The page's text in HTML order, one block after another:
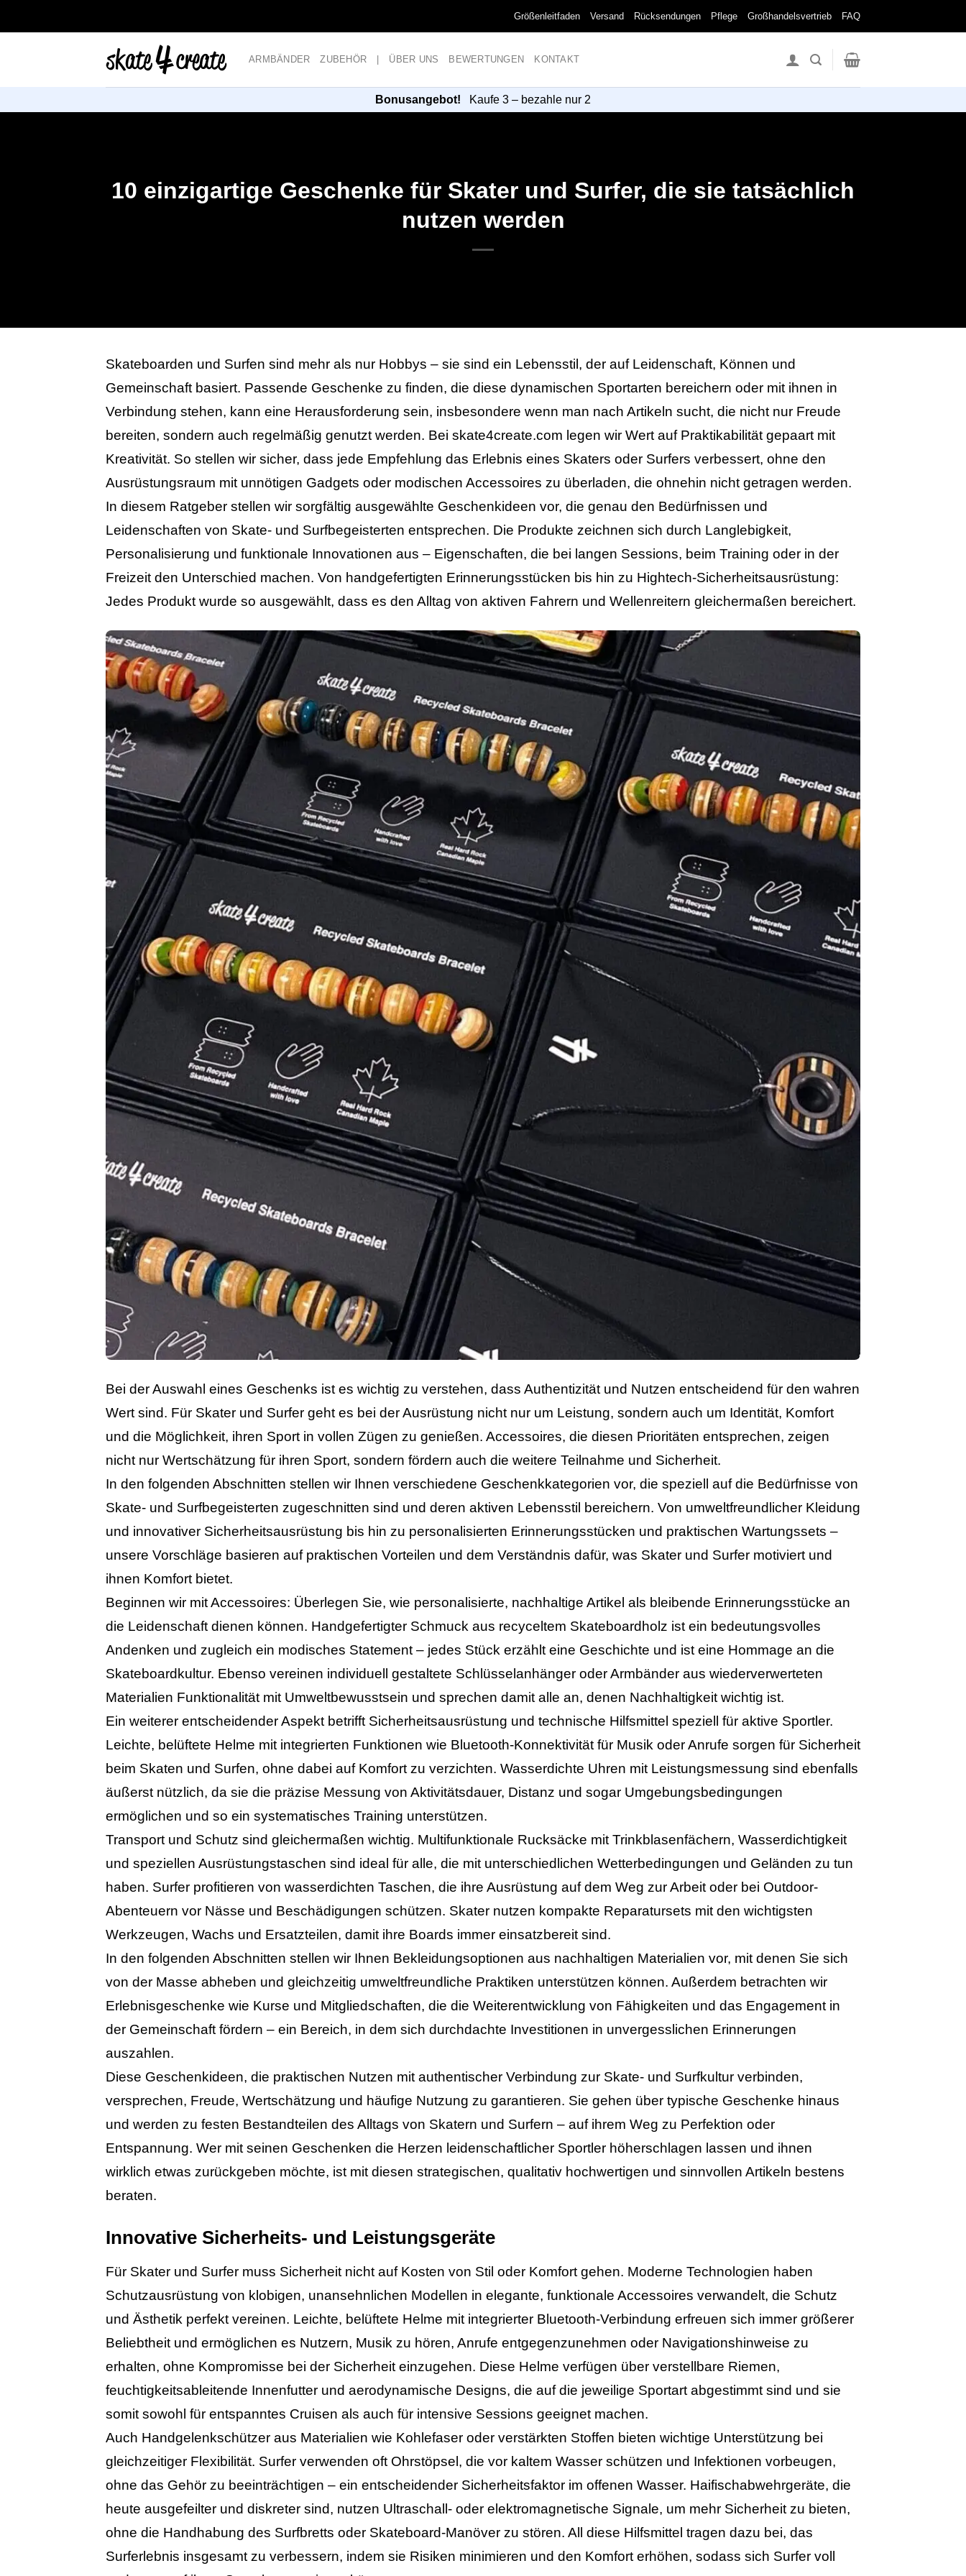
Größenleitfaden Versand Rücksendungen Pflege Großhandelsvertrieb FAQ
ARMBÄNDER ZUBEHÖR ÜBER UNS BEWERTUNGEN KONTAKT
Bonusangebot! Kaufe 3 – bezahle nur 2
10 einzigartige Geschenke für Skater und Surfer, die sie tatsächlich
nutzen werden
Skateboarden und Surfen sind mehr als nur Hobbys – sie sind ein Lebensstil, der auf Leidenschaft, Können und
Gemeinschaft basiert. Passende Geschenke zu finden, die diese dynamischen Sportarten bereichern oder mit ihnen in
Verbindung stehen, kann eine Herausforderung sein, insbesondere wenn man nach Artikeln sucht, die nicht nur Freude
bereiten, sondern auch regelmäßig genutzt werden. Bei skate4create.com legen wir Wert auf Praktikabilität gepaart mit
Kreativität. So stellen wir sicher, dass jede Empfehlung das Erlebnis eines Skaters oder Surfers verbessert, ohne den
Ausrüstungsraum mit unnötigen Gadgets oder modischen Accessoires zu überladen, die ohnehin nicht getragen werden.
In diesem Ratgeber stellen wir sorgfältig ausgewählte Geschenkideen vor, die genau den Bedürfnissen und
Leidenschaften von Skate- und Surfbegeisterten entsprechen. Die Produkte zeichnen sich durch Langlebigkeit,
Personalisierung und funktionale Innovationen aus – Eigenschaften, die bei langen Sessions, beim Training oder in der
Freizeit den Unterschied machen. Von handgefertigten Erinnerungsstücken bis hin zu Hightech-Sicherheitsausrüstung:
Jedes Produkt wurde so ausgewählt, dass es den Alltag von aktiven Fahrern und Wellenreitern gleichermaßen bereichert.
Bei der Auswahl eines Geschenks ist es wichtig zu verstehen, dass Authentizität und Nutzen entscheidend für den wahren
Wert sind. Für Skater und Surfer geht es bei der Ausrüstung nicht nur um Leistung, sondern auch um Identität, Komfort
und die Möglichkeit, ihren Sport in vollen Zügen zu genießen. Accessoires, die diesen Prioritäten entsprechen, zeigen
nicht nur Wertschätzung für ihren Sport, sondern fördern auch die weitere Teilnahme und Sicherheit.
In den folgenden Abschnitten stellen wir Ihnen verschiedene Geschenkkategorien vor, die speziell auf die Bedürfnisse von
Skate- und Surfbegeisterten zugeschnitten sind und deren aktiven Lebensstil bereichern. Von umweltfreundlicher Kleidung
und innovativer Sicherheitsausrüstung bis hin zu personalisierten Erinnerungsstücken und praktischen Wartungssets –
unsere Vorschläge basieren auf praktischen Vorteilen und dem Verständnis dafür, was Skater und Surfer motiviert und
ihnen Komfort bietet.
Beginnen wir mit Accessoires: Überlegen Sie, wie personalisierte, nachhaltige Artikel als bleibende Erinnerungsstücke an
die Leidenschaft dienen können. Handgefertigter Schmuck aus recyceltem Skateboardholz ist ein bedeutungsvolles
Andenken und zugleich ein modisches Statement – ​​jedes Stück erzählt eine Geschichte und ist eine Hommage an die
Skateboardkultur. Ebenso vereinen individuell gestaltete Schlüsselanhänger oder Armbänder aus wiederverwerteten
Materialien Funktionalität mit Umweltbewusstsein und sprechen damit alle an, denen Nachhaltigkeit wichtig ist.
Ein weiterer entscheidender Aspekt betrifft Sicherheitsausrüstung und technische Hilfsmittel speziell für aktive Sportler.
Leichte, belüftete Helme mit integrierten Funktionen wie Bluetooth-Konnektivität für Musik oder Anrufe sorgen für Sicherheit
beim Skaten und Surfen, ohne dabei auf Komfort zu verzichten. Wasserdichte Uhren mit Leistungsmessung sind ebenfalls
äußerst nützlich, da sie die präzise Messung von Aktivitätsdauer, Distanz und sogar Umgebungsbedingungen
ermöglichen und so ein systematisches Training unterstützen.
Transport und Schutz sind gleichermaßen wichtig. Multifunktionale Rucksäcke mit Trinkblasenfächern, Wasserdichtigkeit
und speziellen Ausrüstungstaschen sind ideal für alle, die mit unterschiedlichen Wetterbedingungen und Geländen zu tun
haben. Surfer profitieren von wasserdichten Taschen, die ihre Ausrüstung auf dem Weg zur Arbeit oder bei Outdoor-
Abenteuern vor Nässe und Beschädigungen schützen. Skater nutzen kompakte Reparatursets mit den wichtigsten
Werkzeugen, Wachs und Ersatzteilen, damit ihre Boards immer einsatzbereit sind.
In den folgenden Abschnitten stellen wir Ihnen Bekleidungsoptionen aus nachhaltigen Materialien vor, mit denen Sie sich
von der Masse abheben und gleichzeitig umweltfreundliche Praktiken unterstützen können. Außerdem betrachten wir
Erlebnisgeschenke wie Kurse und Mitgliedschaften, die die Weiterentwicklung von Fähigkeiten und das Engagement in
der Gemeinschaft fördern – ein Bereich, in dem sich durchdachte Investitionen in unvergesslichen Erinnerungen
auszahlen.
Diese Geschenkideen, die praktischen Nutzen mit authentischer Verbindung zur Skate- und Surfkultur verbinden,
versprechen, Freude, Wertschätzung und häufige Nutzung zu garantieren. Sie gehen über typische Geschenke hinaus
und werden zu festen Bestandteilen des Alltags von Skatern und Surfern – auf ihrem Weg zu Perfektion oder
Entspannung. Wer mit seinen Geschenken die Herzen leidenschaftlicher Sportler höherschlagen lassen und ihnen
wirklich etwas zurückgeben möchte, ist mit diesen strategischen, qualitativ hochwertigen und sinnvollen Artikeln bestens
beraten.
Innovative Sicherheits- und Leistungsgeräte
Für Skater und Surfer muss Sicherheit nicht auf Kosten von Stil oder Komfort gehen. Moderne Technologien haben
Schutzausrüstung von klobigen, unansehnlichen Modellen in elegante, funktionale Accessoires verwandelt, die Schutz
und Ästhetik perfekt vereinen. Leichte, belüftete Helme mit integrierter Bluetooth-Verbindung erfreuen sich immer größerer
Beliebtheit und ermöglichen es Nutzern, Musik zu hören, Anrufe entgegenzunehmen oder Navigationshinweise zu
erhalten, ohne Kompromisse bei der Sicherheit einzugehen. Diese Helme verfügen über verstellbare Riemen,
feuchtigkeitsableitende Innenfutter und aerodynamische Designs, die auf die jeweilige Sportart abgestimmt sind und sie
somit sowohl für entspanntes Cruisen als auch für intensive Sessions geeignet machen.
Auch Handgelenkschützer aus Materialien wie Kohlefaser oder verstärkten Stoffen bieten wichtige Unterstützung bei
gleichzeitiger Flexibilität. Surfer verwenden oft Ohrstöpsel, die vor kaltem Wasser schützen und Infektionen vorbeugen,
ohne das Gehör zu beeinträchtigen – ein entscheidender Sicherheitsfaktor im offenen Wasser. Haifischabwehrgeräte, die
heute ausgefeilter und diskreter sind, nutzen Ultraschall- oder elektromagnetische Signale, um mehr Sicherheit zu bieten,
ohne die Handhabung des Surfbretts oder Skateboard-Manöver zu stören. All diese Hilfsmittel tragen dazu bei, das
Surferlebnis insgesamt zu verbessern, indem sie Risiken minimieren und den Komfort erhöhen, sodass sich Surfer voll